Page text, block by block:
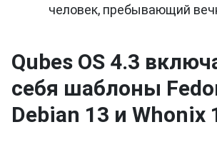
человек, пребывающий
Qubes OS 4.3
себя шаблоны
Debian 13 и Whonix